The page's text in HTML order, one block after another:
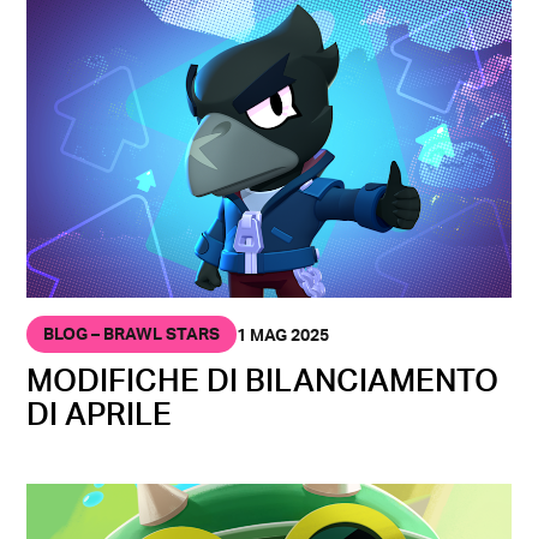
BLOG – BRAWL STARS 1 MAG 2025
MODIFICHE DI BILANCIAMENTO
DI APRILE